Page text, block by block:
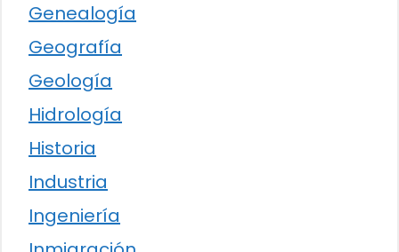
Genealogía
Geografía
Geología
Hidrología
Historia
Industria
Ingeniería